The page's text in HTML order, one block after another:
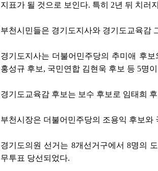
지표가 될 것으로 보인다. 특히 2년 뒤 치러
부천시민들은 경기도지사와 경기도교육감
경기도지사는 더불어민주당의 추미애 후
홍성규 후보, 국민연합 김현욱 후보 등 5명
경기도교육감 후보는 보수 후보로 임태희
부천시장은 더불어민주당의 조용익 후보와
경기도의원 선거는 8개선거구에서 8명의
무투표 당선되었다.